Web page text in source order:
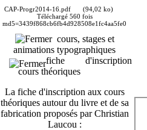
CAP-Progr2014-16.pdf
(94,02 ko)
Téléchargé 560 fois
md5=3439f868cb6fb4d928508e1fc4aa5fe0
cours, stages et
animations typographiques
fiche d'inscription
cours théoriques
La fiche d'inscription aux cours
théoriques autour du livre et de sa
fabrication proposés par Christian
Laucou :